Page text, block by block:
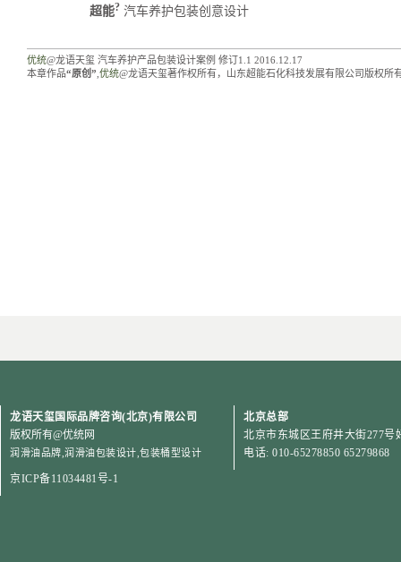
超能? 汽车养护包装创意设计
优统@龙语天玺 汽车养护产品包装设计案例 修订1.1 2016.12.17
本章作品“原创” 优统@龙语天玺著作权所有，山东超能石化科技发展有限公司版权所
龙语天玺国际品牌咨询(北京)有限公司
版权所有@优统网
润滑油品牌 润滑油包装设计 包装桶型设计
京ICP备11034481号-1
北京总部
北京市东城区王府井大街277号
电话: 010-65278850 65279868